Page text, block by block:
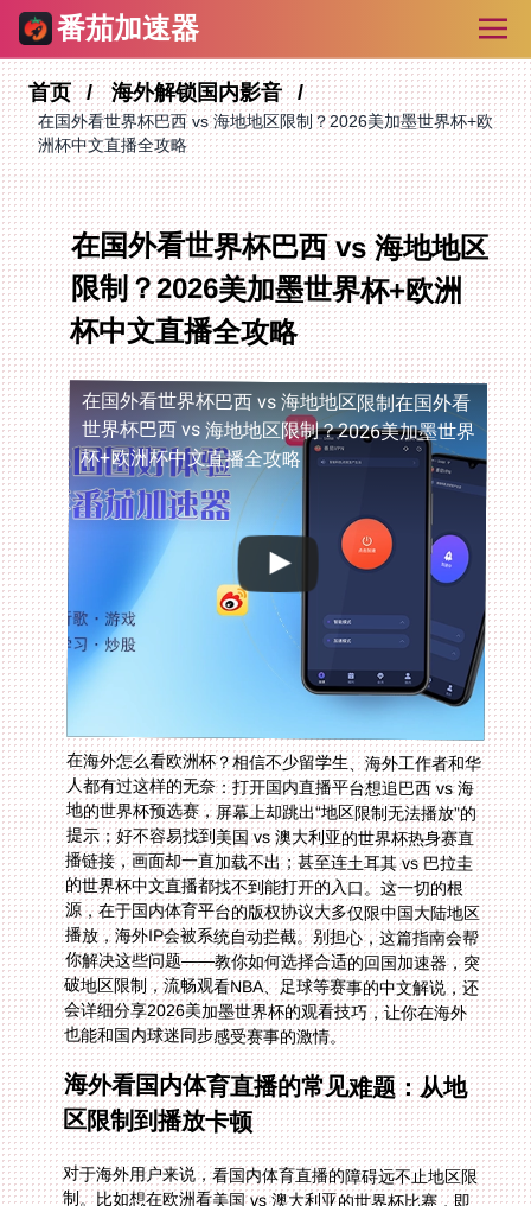
番茄加速器
首页 海外解锁国内影音
在国外看世界杯巴西 vs 海地地区限制？2026美加墨世界杯+欧
洲杯中文直播全攻略
在国外看世界杯巴西 vs 海地地区
限制？2026美加墨世界杯+欧洲
杯中文直播全攻略
在国外看世界杯巴西 vs 海地地区限制在国外看
世界杯巴西 vs 海地地区限制？2026美加墨世界
杯+欧洲杯中文直播全攻略
在海外怎么看欧洲杯？相信不少留学生、海外工作者和华
人都有过这样的无奈：打开国内直播平台想追巴西 vs 海
地的世界杯预选赛，屏幕上却跳出“地区限制无法播放”的
提示；好不容易找到美国 vs 澳大利亚的世界杯热身赛直
播链接，画面却一直加载不出；甚至连土耳其 vs 巴拉圭
的世界杯中文直播都找不到能打开的入口。这一切的根
源，在于国内体育平台的版权协议大多仅限中国大陆地区
播放，海外IP会被系统自动拦截。别担心，这篇指南会帮
你解决这些问题——教你如何选择合适的回国加速器，突
破地区限制，流畅观看NBA、足球等赛事的中文解说，还
会详细分享2026美加墨世界杯的观看技巧，让你在海外
也能和国内球迷同步感受赛事的激情。
海外看国内体育直播的常见难题：从地
区限制到播放卡顿
对于海外用户来说，看国内体育直播的障碍远不止地区限
制。比如想在欧洲看美国 vs 澳大利亚的世界杯比赛，即
使找到了直播源，也可能因为网络延迟太高导致画面卡
顿，甚至错过关键进球；而想看土耳其 vs 巴拉圭的世界
杯中文直播，可能连平台都无法正常访问。这些问题的核
心，一是IP地址不在中国大陆，二是海外网络与国内平台
的连接不稳定。要解决这些，回国加速器是最直接有效的